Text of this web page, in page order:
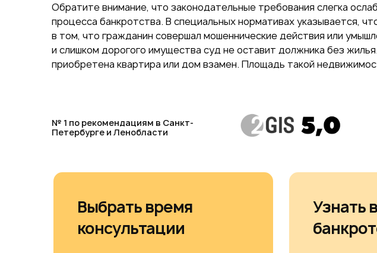
Обратите внимание, что законодательные требования слегка
процесса банкротства. В специальных нормативах указывается,
в том, что гражданин совершал мошеннические действия или
и слишком дорогого имущества суд не оставит должника без
приобретена квартира или дом взамен. Площадь такой
№ 1 по рекомендациям в Санкт-
Петербурге и Ленобласти
Выбрать время
консультации
Узнать